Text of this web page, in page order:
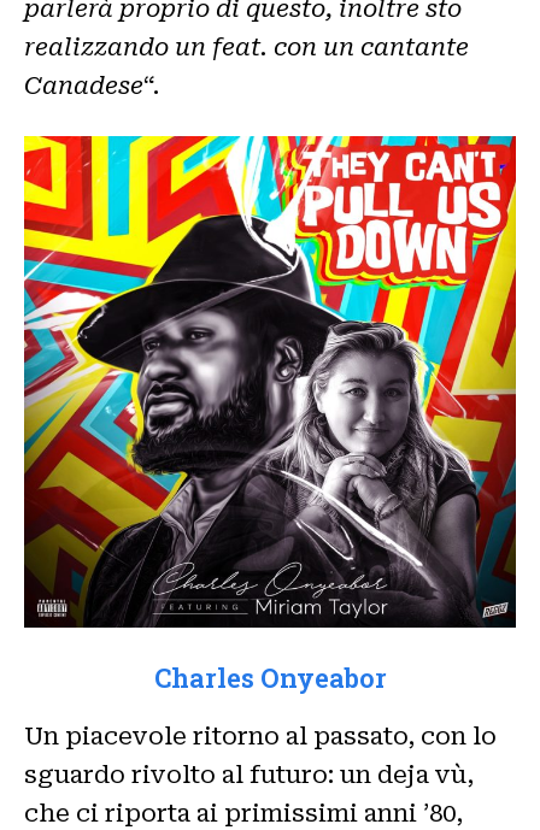
parlerà proprio di questo, inoltre sto
realizzando un feat. con un cantante
Canadese“.
Charles Onyeabor
Un piacevole ritorno al passato, con lo
sguardo rivolto al futuro: un deja vù,
che ci riporta ai primissimi anni ’80,